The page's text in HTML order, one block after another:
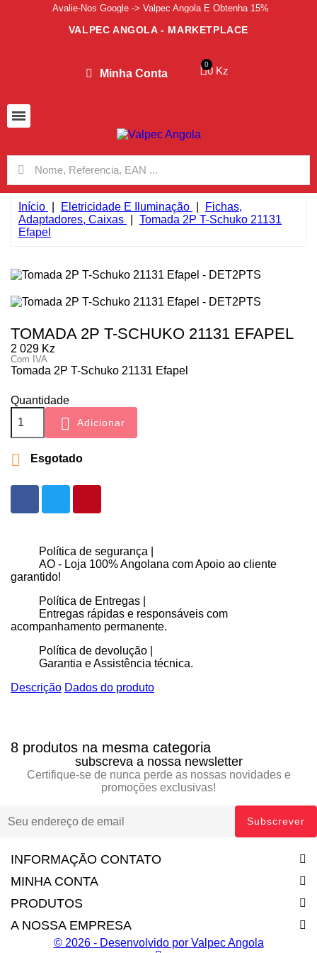
Avalie-Nos Google -> Valpec Angola E Obtenha 15%
VALPEC ANGOLA - MARKETPLACE
Minha Conta 0 Kz
Início Eletricidade E Iluminação
Fichas,
Adaptadores, Caixas
Tomada 2P T-Schuko 21131
Efapel
TOMADA 2P T-SCHUKO 21131 EFAPEL
2 029 Kz
Com IVA
Tomada 2P T-Schuko 21131 Efapel
Quantidade
 Adicionar
 Esgotado
Política de segurança |
AO - Loja 100% Angolana com Apoio ao cliente
garantido!
Política de Entregas |
Entregas rápidas e responsáveis com
acompanhamento permanente.
Política de devolução |
Garantia e Assistência técnica.
Descrição Dados do produto
8 produtos na mesma categoria
subscreva a nossa newsletter
Certifique-se de nunca perde as nossas novidades e
promoções exclusivas!
INFORMAÇÃO CONTATO
MINHA CONTA
PRODUTOS
A NOSSA EMPRESA
© 2026 - Desenvolvido por Valpec Angola